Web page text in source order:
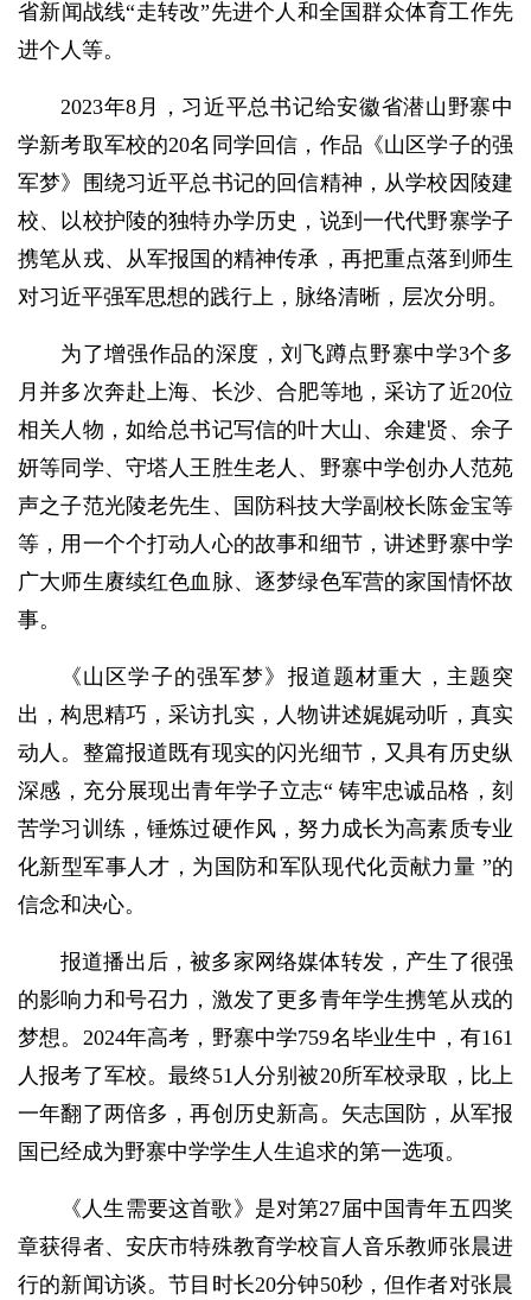
省新闻战线“走转改”先进个人和全国群众体育工作先
进个人等。
2023年8月，习近平总书记给安徽省潜山野寨中
学新考取军校的20名同学回信，作品《山区学子的强
军梦》围绕习近平总书记的回信精神，从学校因陵建
校、以校护陵的独特办学历史，说到一代代野寨学子
携笔从戎、从军报国的精神传承，再把重点落到师生
对习近平强军思想的践行上，脉络清晰，层次分明。
为了增强作品的深度，刘飞蹲点野寨中学3个多
月并多次奔赴上海、长沙、合肥等地，采访了近20位
相关人物，如给总书记写信的叶大山、余建贤、余子
妍等同学、守塔人王胜生老人、野寨中学创办人范苑
声之子范光陵老先生、国防科技大学副校长陈金宝等
等，用一个个打动人心的故事和细节，讲述野寨中学
广大师生赓续红色血脉、逐梦绿色军营的家国情怀故
事。
《山区学子的强军梦》报道题材重大，主题突
出，构思精巧，采访扎实，人物讲述娓娓动听，真实
动人。整篇报道既有现实的闪光细节，又具有历史纵
深感，充分展现出青年学子立志“ 铸牢忠诚品格，刻
苦学习训练，锤炼过硬作风，努力成长为高素质专业
化新型军事人才，为国防和军队现代化贡献力量 ”的
信念和决心。
报道播出后，被多家网络媒体转发，产生了很强
的影响力和号召力，激发了更多青年学生携笔从戎的
梦想。2024年高考，野寨中学759名毕业生中，有161
人报考了军校。最终51人分别被20所军校录取，比上
一年翻了两倍多，再创历史新高。矢志国防，从军报
国已经成为野寨中学学生人生追求的第一选项。
《人生需要这首歌》是对第27届中国青年五四奖
章获得者、安庆市特殊教育学校盲人音乐教师张晨进
行的新闻访谈。节目时长20分钟50秒，但作者对张晨